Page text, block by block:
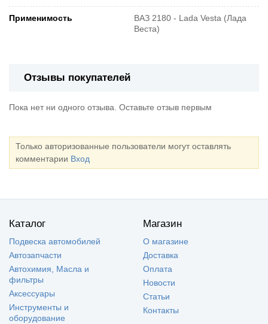
Применимость
ВАЗ 2180 - Lada Vesta (Лада
Веста)
Отзывы покупателей
Пока нет ни одного отзыва. Оставьте отзыв первым
Только авторизованные пользователи могут оставлять
комментарии Вход
Каталог
Подвеска автомобилей
Автозапчасти
Автохимия, Масла и
фильтры
Аксессуары
Инструменты и
оборудование
Магазин
О магазине
Доставка
Оплата
Новости
Статьи
Контакты